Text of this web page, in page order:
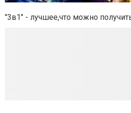
"3в1" - лучшее,что можно